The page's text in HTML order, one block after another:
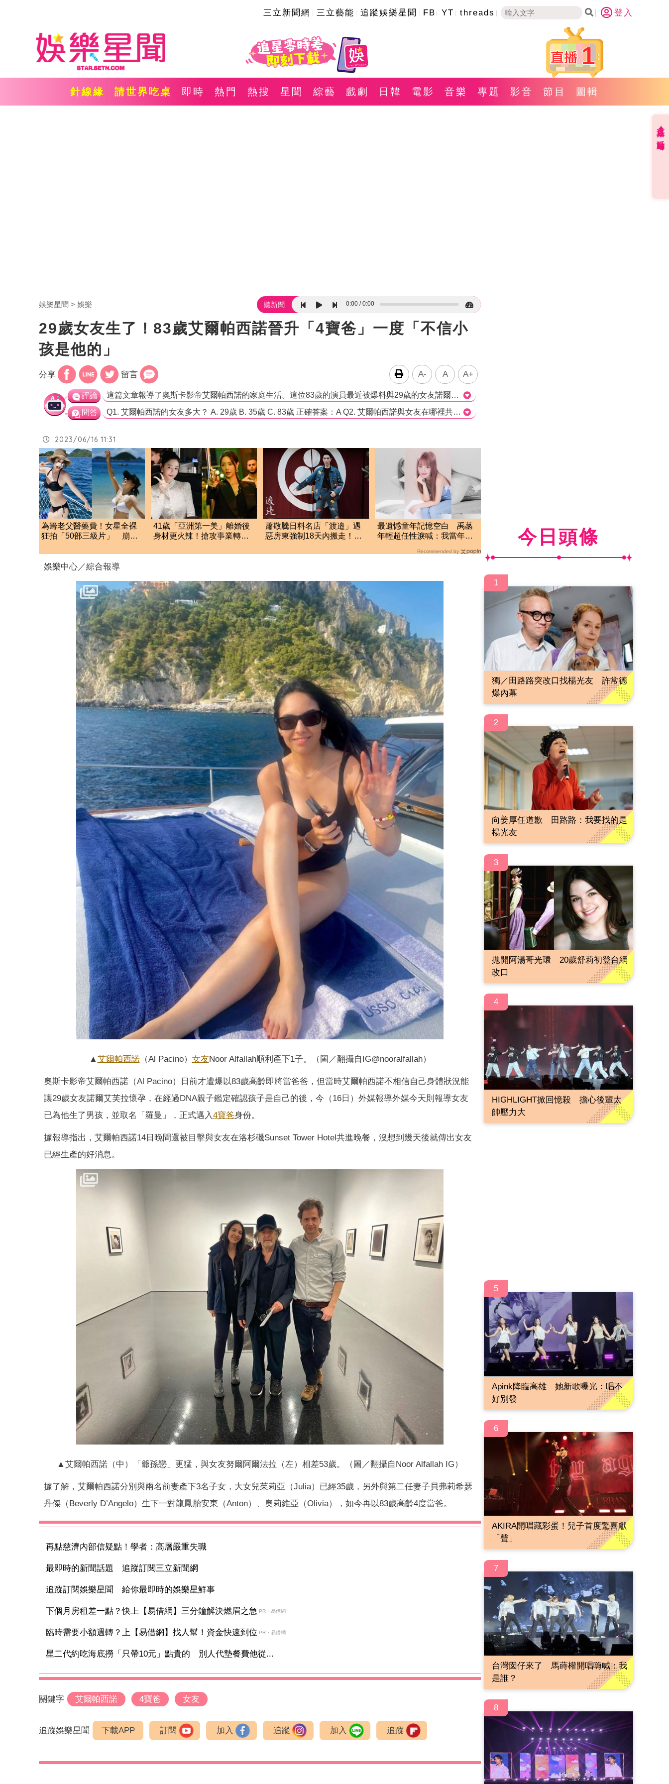
三立新聞網 三立藝能 追蹤娛樂星聞 FB YT threads 登入
1
針線緣 請世界吃桌 即時 熱門 熱搜 星聞 綜藝 戲劇 日韓 電影 音樂 專題 影音 節目 圖輯
娛樂星聞 娛樂 聽新聞 0:00 0:00
29歲女友生了！83歲艾爾帕西諾晉升「4寶爸」一度「不信小
孩是他的」
分享 留言 A- A A+
評論 這篇文章報導了奧斯卡影帝艾爾帕西諾的家庭生活。這位83歲的演員最近被爆料與29歲的女友諾爾艾芙拉即將當父親，而艾爾帕西諾當時並不相信自己能成為父親。經過DNA鑑定確認孩子是自己的後，女友已為他生下了一個男孩，取名「羅曼」，這也讓艾爾帕西諾正式邁入4寶爸身份。 值得一提的是，艾爾帕西諾早在與前妻產下3個子女後就已經是家庭男人。如今，他在83歲高齡成為4度當父親的消息引起不少網友討論，也顯示了他在家庭方面的重視和責任。不過，也有些網友對他的父親身份提出質疑，認為他這個年紀還當父親是否合適，這也再次引發了公眾對於「老年當父母」的爭議。 不論如何，艾爾帕西諾的家庭新聞引起了人們的關注和討論，讓大家更多的了解到這位演員的家庭生活。>
問答 Q1. 艾爾帕西諾的女友多大？ A. 29歲 B. 35歲 C. 83歲 正確答案：A Q2. 艾爾帕西諾與女友在哪裡共進晚餐？ A. 紐約 B. 洛杉磯 C. 芝加哥 正確答案：B Q3. 艾爾帕西諾共有幾個子女？ A. 1個 B. 2個 C. 4個 正確答案：C
2023/06/16 11:31
為籌老父醫藥費！女星全裸
狂拍「50部三級片」 崩潰
41歲「亞洲第一美」離婚後
身材更火辣！搶攻事業轉戰
蕭敬騰日料名店「渡邉」遇
惡房東強制18天內搬走！逼
最遺憾童年記憶空白 禹菡
年輕超任性淚喊：我當年真
Recommended by
娛樂中心／綜合報導
▲艾爾帕西諾（Al Pacino） 女友Noor Alfallah順利產下1子。（圖／翻攝自IG@nooralfallah）
奧斯卡影帝艾爾帕西諾（Al Pacino）日前才遭爆以83歲高齡即將當爸爸，但當時艾爾帕西諾不相信自己身體狀況能
讓29歲女友諾爾艾芙拉懷孕，在經過DNA親子鑑定確認孩子是自己的後，今（16日）外媒報導外媒今天則報導女友
已為他生了男孩，並取名「羅曼」，正式邁入4寶爸身份。
據報導指出，艾爾帕西諾14日晚間還被目擊與女友在洛杉磯Sunset Tower Hotel共進晚餐，沒想到幾天後就傳出女友
已經生產的好消息。
▲艾爾帕西諾（中）「爺孫戀」更猛，與女友努爾阿爾法拉（左）相差53歲。（圖／翻攝自Noor Alfallah IG）
據了解，艾爾帕西諾分別與兩名前妻產下3名子女，大女兒茱莉亞（Julia）已經35歲，另外與第二任妻子貝弗莉希瑟
丹傑（Beverly D’Angelo）生下一對龍鳳胎安東（Anton）、奧莉維亞（Olivia），如今再以83歲高齡4度當爸。
再點慈濟內部信疑點！學者：高層嚴重失職
最即時的新聞話題 追蹤訂閱三立新聞網
追蹤訂閱娛樂星聞 給你最即時的娛樂星鮮事
下個月房租差一點？快上【易借網】三分鐘解決燃眉之急 PR・易借網
臨時需要小額週轉？上【易借網】找人幫！資金快速到位 PR・易借網
星二代約吃海底撈「只帶10元」點貴的 別人代墊餐費他從...
關鍵字 艾爾帕西諾 4寶爸 女友
追蹤娛樂星聞 下載APP 訂閱 加入 追蹤 加入 追蹤
今日頭條
1
獨／田路路突改口找楊光友 許常德
爆內幕
2
向姜厚任道歉 田路路：我要找的是
楊光友
3
拋開阿湯哥光環 20歲舒莉初登台網
改口
4
HIGHLIGHT掀回憶殺 擔心後輩太
帥壓力大
5
Apink降臨高雄 她新歌曝光：唱不
好別發
6
AKIRA開唱藏彩蛋！兒子首度驚喜獻
「聲」
7
台灣囡仔來了 馬蒔權開唱嗨喊：我
是誰？
8
直播✦活動